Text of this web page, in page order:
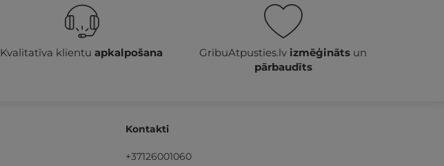
Kvalitatīva klientuapkalpošana GribuAtpusties.lv izmēģināts un
pārbaudīts
Kontakti
+37126001060